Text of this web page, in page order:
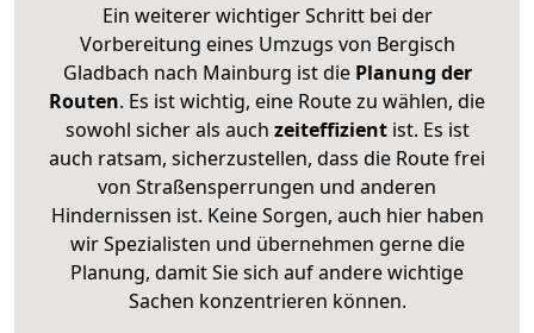
Ein weiterer wichtiger Schritt bei der
Vorbereitung eines Umzugs von Bergisch
Gladbach nach Mainburg ist diePlanung der
Routen. Es ist wichtig, eine Route zu wählen, die
sowohl sicher als auch zeiteffizientist. Es ist
auch ratsam, sicherzustellen, dass die Route frei
von Straßensperrungen und anderen
Hindernissen ist. Keine Sorgen, auch hier haben
wir Spezialisten und übernehmen gerne die
Planung, damit Sie sich auf andere wichtige
Sachen konzentrieren können.